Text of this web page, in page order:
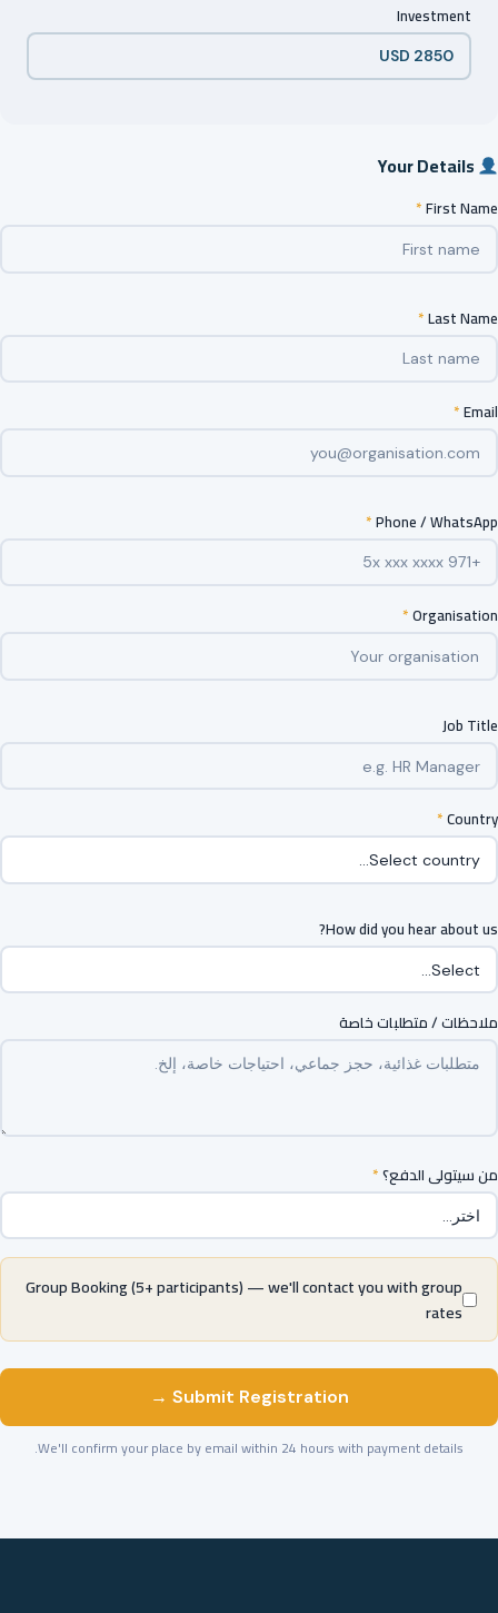
Investment
First Name
*
Last Name
*
Email
*
Phone / WhatsApp
*
Organisation
*
Job Title
Country
*
How did you hear about us?
ملاحظات / متطلبات خاصة
من سيتولى الدفع؟*
Group Booking (5+ participants) — we'll contact you with group
rates
Submit Registration →
We'll confirm your place by email within 24 hours with payment details.